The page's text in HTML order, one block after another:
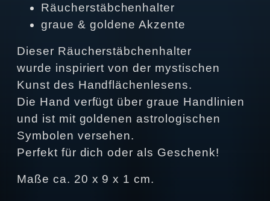
Räucherstäbchenhalter
graue & goldene Akzente
Dieser Räucherstäbchenhalter
wurde inspiriert von der mystischen
Kunst des Handflächenlesens.
Die Hand verfügt über graue Handlinien
und ist mit goldenen astrologischen
Symbolen versehen.
Perfekt für dich oder als Geschenk!
Maße ca. 20 x 9 x 1 cm.